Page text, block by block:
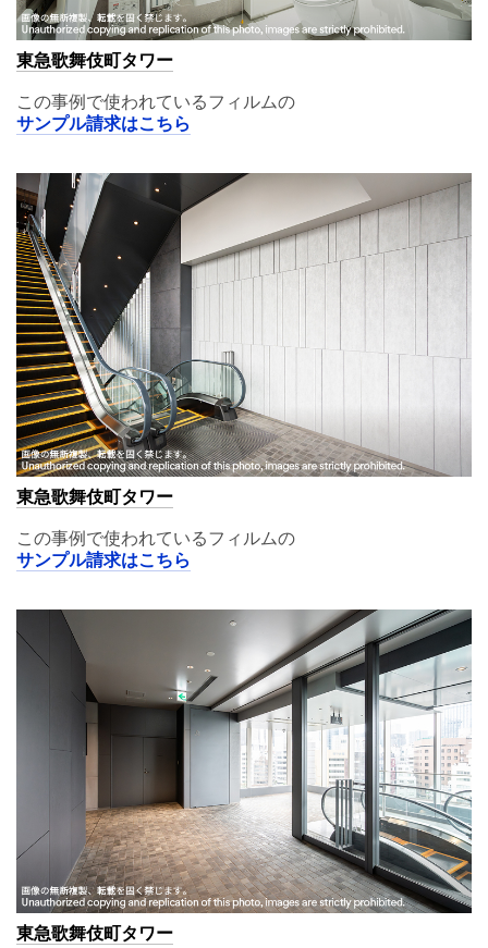
東急歌舞伎町タワー
この事例で使われているフィルムの
サンプル請求はこちら
東急歌舞伎町タワー
この事例で使われているフィルムの
サンプル請求はこちら
東急歌舞伎町タワー